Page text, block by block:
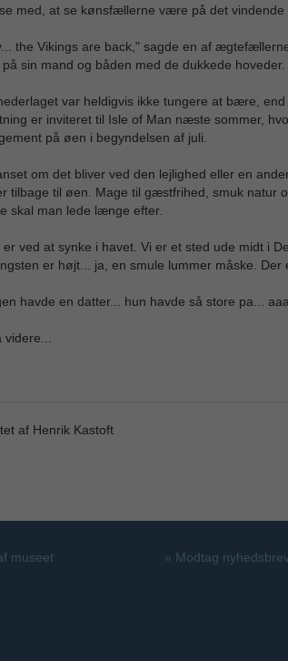
med, at se kønsfællerne være på det vindende
the Vikings are back," sagde en af
sin mand og båden med de dukkede hoveder.
var heldigvis ikke tungere at bære,
er inviteret til Isle of Man næste sommer,
på øen i begyndelsen af juli.
om det bliver ved den lejlighed eller en
tilbage til øen. Mage til gæstfrihed, smuk natur
skal man lede længe efter.
er ved at synke i havet. Vi er et sted ude midt i
er højt... ja, en smule lummer måske. Der
havde en datter... hun havde så store pa...
af Henrik Kastoft
museet » Modtag